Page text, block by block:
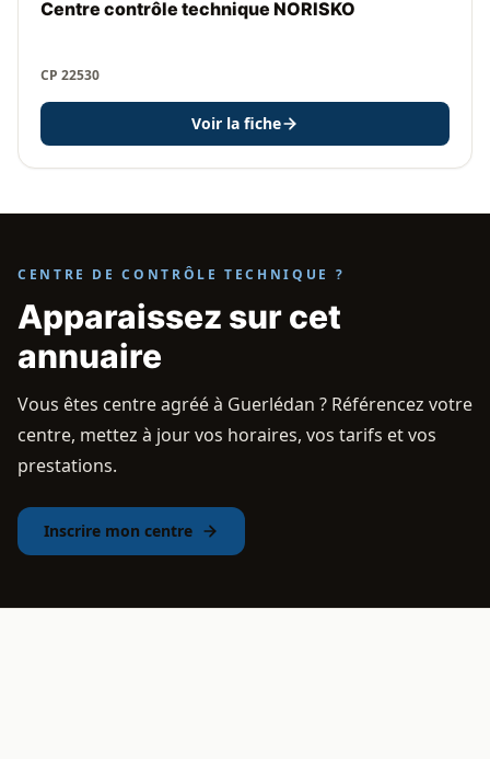
Centre contrôle technique NORISKO
CP 22530
Voir la fiche
CENTRE DE CONTRÔLE TECHNIQUE ?
Apparaissez sur cet
annuaire
Vous êtes centre agréé à Guerlédan ? Référencez votre
centre, mettez à jour vos horaires, vos tarifs et vos
prestations.
Inscrire mon centre